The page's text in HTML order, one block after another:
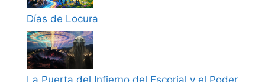
Días de Locura